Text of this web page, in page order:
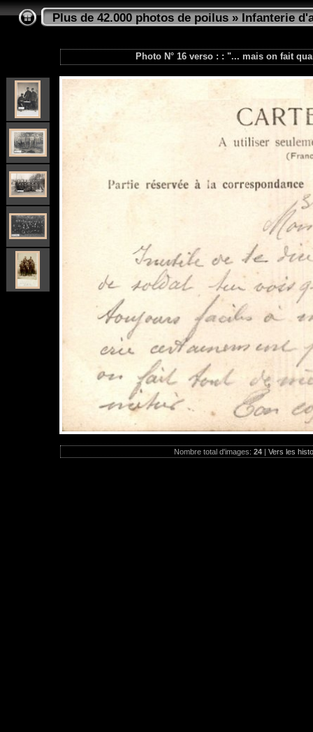
Plus de 42.000 photos de poilus»Infanterie
Photo N° 16 verso : : "... mais on fait
Nombre total d'images: 24 | Vers les